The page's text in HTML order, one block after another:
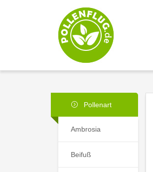
Pollenart
Ambrosia
Beifuß